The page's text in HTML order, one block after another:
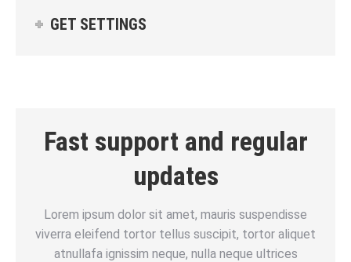
GET SETTINGS
Fast support and regular
updates
Lorem ipsum dolor sit amet, mauris suspendisse
viverra eleifend tortor tellus suscipit, tortor aliquet
atnullafa ignissim neque, nulla neque ultrices